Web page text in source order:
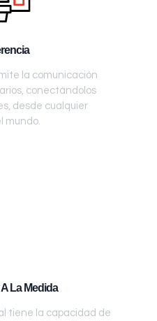
la comunicación
conectándolos
desde cualquier
mundo.
La Medida
tiene la capacidad de